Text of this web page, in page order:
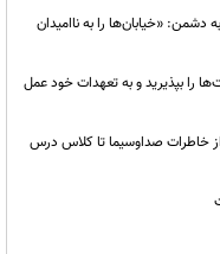
«خیابان‌ها را به ناامیدان
را بپذیرید و به تعهدات خود عمل
خاطرات صداوسیما تا کلاس درس